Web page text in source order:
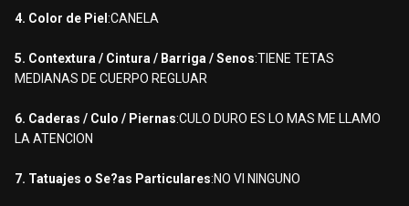
4. Color de Piel :CANELA
5. Contextura / Cintura / Barriga / Senos:TIENE TETAS
MEDIANAS DE CUERPO REGLUAR
6. Caderas / Culo / Piernas:CULO DURO ES LO MAS ME LLAMO
LA ATENCION
7. Tatuajes o Se?as Particulares:NO VI NINGUNO